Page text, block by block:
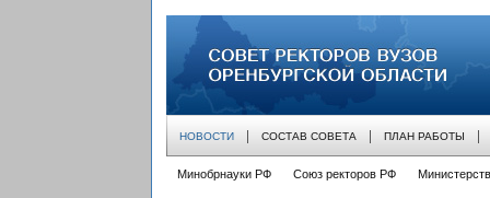
совет ректоров вузов оренбургской
НОВОСТИ СОСТАВ СОВЕТА ПЛАН РАБОТЫ
Минобрнауки РФ Союз ректоров РФ